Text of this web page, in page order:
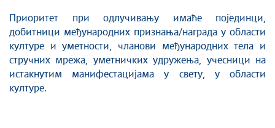
Приоритет при одлучивању имаће појединци,
добитници међународних признања/награда у области
културе и уметности, чланови међународних тела и
стручних мрежа, уметничких удружења, учесници на
истакнутим манифестацијама у свету, у области
културе.